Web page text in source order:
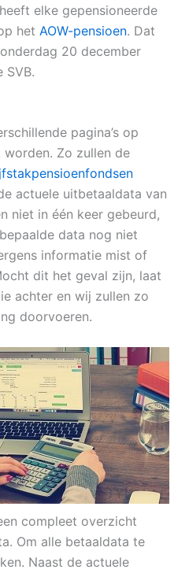
elke gepensioneerde
het AOW-pensioen. Dat
20 december
pagina’s op
Zo zullen de
actuele uitbetaaldata van
niet in één keer gebeurd,
data nog niet
informatie mist of
dit het geval zijn, laat
achter en wij zullen zo
doorvoeren.
compleet overzicht
Om alle betaaldata te
Naast de actuele